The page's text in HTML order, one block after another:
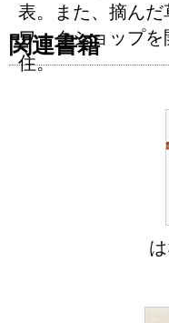
表。また、摘ん
ワークショップ
住。
関連書籍